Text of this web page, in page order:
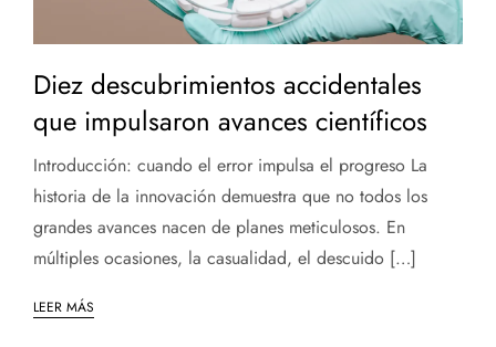
Diez descubrimientos accidentales
que impulsaron avances científicos
Introducción: cuando el error impulsa el progreso La
historia de la innovación demuestra que no todos los
grandes avances nacen de planes meticulosos. En
múltiples ocasiones, la casualidad, el descuido […]
LEER MÁS